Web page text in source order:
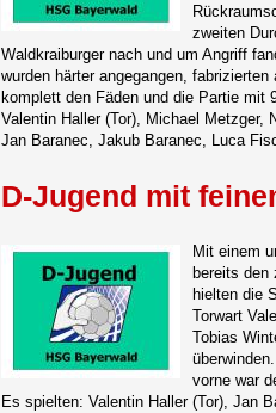
zweiten
Waldkraiburger nach und um Angriff
wurden härter angegangen,
komplett den Fäden und die Partie mit
Valentin Haller (Tor), Michael Metzger,
Jan Baranec, Jakub Baranec, Luca
D-Jugend mit
Mit einem
bereits
hielten die
Torwart
Tobias
vorne war
Es spielten: Valentin Haller (Tor), Jan